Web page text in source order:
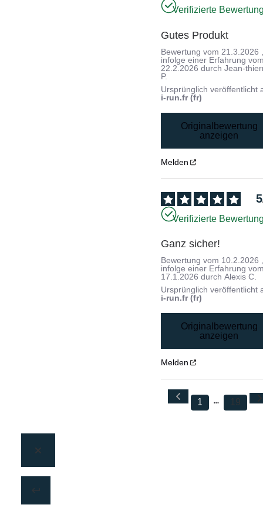
Verifizierte
Gutes Produkt
Bewertung vom 21.3.2026
infolge einer Erfahrung
22.2.2026 durchJean-
P.
Ursprünglich veröffentlicht
i-run.fr (fr)
Originalbewertung
anzeigen
Melden
5
Verifizierte
Ganz sicher!
Bewertung vom 10.2.2026
infolge einer Erfahrung
17.1.2026 durchAlexis C.
Ursprünglich veröffentlicht
i-run.fr (fr)
Originalbewertung
anzeigen
Melden
1 19